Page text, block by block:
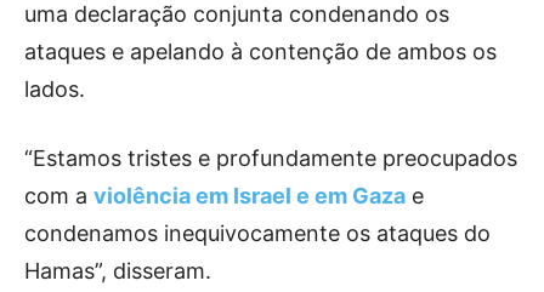
uma declaração conjunta condenando os
ataques e apelando à contenção de ambos os
lados.
“Estamos tristes e profundamente preocupados
com a violência em Israel e em Gaza e
condenamos inequivocamente os ataques do
Hamas”, disseram.